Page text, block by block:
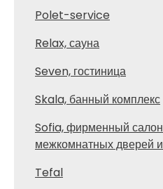
Polet-service
Relax, сауна
Seven, гостиница
Skala, банный комплекс
Sofia, фирменный салон
межкомнатных дверей
Tefal